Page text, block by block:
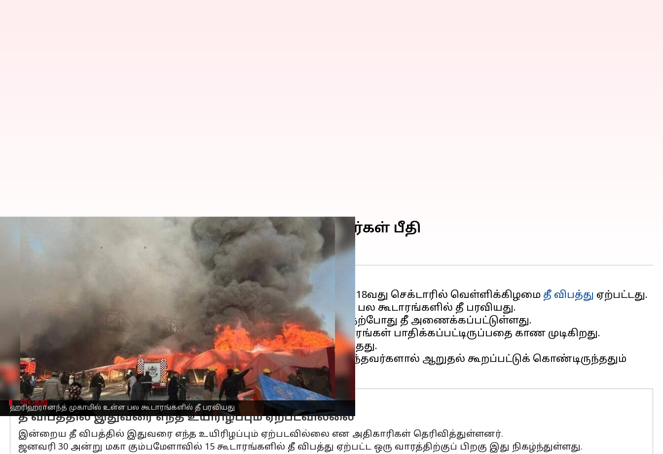
ஹரிஹரானந்த் முகாமில் உள்ள பல கூடாரங்களில் தீ பரவியது
மகா கும்பமேளாவில் மீண்டும் தீ விபத்து, பக்தர்கள் பீதி
மாநிலம் பிரயாக்ராஜில் உள்ளமகா கும்பமேளாவின் 18வது செக்டாரில் வெள்ளிக்கிழமை தீ விபத்து ஏற்பட்டது.
சங்கராச்சாரியார் மார்க்கில் உள்ள ஹரிஹரானந்த் முகாமில் உள்ள பல கூடாரங்களில் தீ பரவியது.
தீயணைப்பு வீரர்கள் உடனடியாக சம்பவ இடத்திற்கு விரைந்தனர், தற்போது தீ அணைக்கப்பட்டுள்ளது.
இணையத்தில் வெளியான வீடியோக்கள் படி, தீ விபத்தில் பல கூடாரங்கள் பாதிக்கப்பட்டிருப்பதை காண முடிகிறது.
பல பக்தர்கள் பீதியடைந்து தங்குமிடம் தேடி ஓடுவதைக் காண முடிந்தது.
இந்த சம்பவத்தால் மிகவும் கவலையடைந்த ஒரு துறவி, அங்கு இருந்தவர்களால் ஆறுதல் கூறப்பட்டுக் கொண்டிருந்ததும்
விபத்து
தீ விபத்தில் இதுவரை எந்த உயிரிழப்பும் ஏற்படவில்லை
இன்றைய தீ விபத்தில் இதுவரை எந்த உயிரிழப்பும் ஏற்படவில்லை என அதிகாரிகள் தெரிவித்துள்ளனர்.
ஜனவரி 30 அன்று மகா கும்பமேளாவில் 15 கூடாரங்களில் தீ விபத்து ஏற்பட்ட ஒரு வாரத்திற்குப் பிறகு இது நிகழ்ந்துள்ளது.